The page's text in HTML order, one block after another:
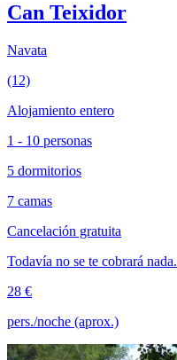
Can Teixidor
Navata
(12)
Alojamiento entero
1 - 10 personas
5 dormitorios
7 camas
Cancelación gratuita
Todavía no se te cobrará nada.
28 €
pers./noche (aprox.)